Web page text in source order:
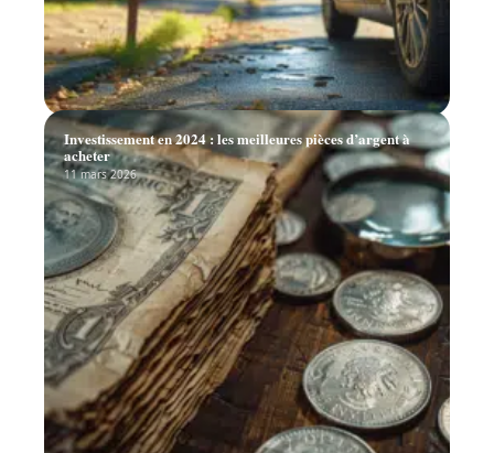
Investissement en 2024 : les meilleures pièces d’argent à
acheter
11 mars 2026